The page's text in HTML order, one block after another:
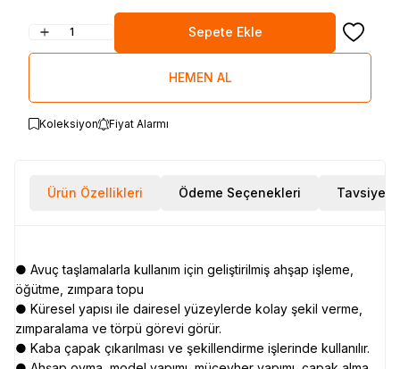
Sepete Ekle Favoriye
HEMEN AL
Koleksiyon Fiyat Alarmı
Ürün Özellikleri Ödeme Seçenekleri Tavsiye Et
● Avuç taşlamalarla kullanım için geliştirilmiş ahşap işleme,
öğütme, zımpara topu
● Küresel yapısı ile dairesel yüzeylerde kolay şekil verme,
zımparalama ve törpü görevi görür.
● Kaba çapak çıkarılması ve şekillendirme işlerinde kullanılır.